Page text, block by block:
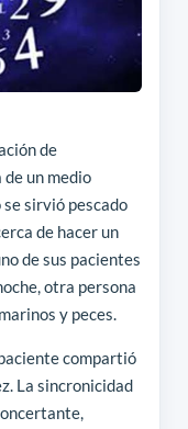
de
un medio
sirvió pescado
de hacer un
de sus pacientes
otra persona
y peces.
compartió
La sincronicidad